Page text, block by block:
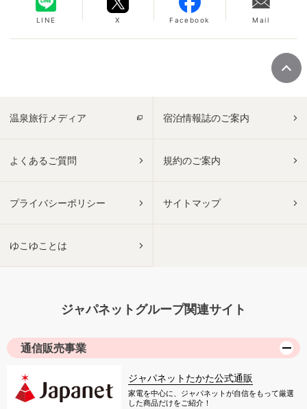
LINE X Facebook Mail
温泉旅行メディア 宿泊情報誌のご案内
よくあるご質問 規約のご案内
プライバシーポリシー サイトマップ
ゆこゆことは
ジャパネットグループ関連サイト
通信販売事業
ジャパネットたかた公式通販
家電を中心に、ジャパネットが自信をもって厳選
した商品だけをご紹介！